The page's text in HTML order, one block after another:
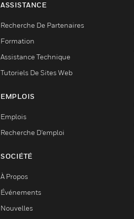
ASSISTANCE
Recherche De Partenaires
Formation
Assistance Technique
Tutoriels De Sites Web
EMPLOIS
Emplois
Recherche D'emploi
SOCIÉTÉ
À Propos
Événements
Nouvelles